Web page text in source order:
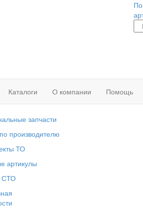
Каталоги О компании Помощь
запчасти
производителю
ТО
артикулы
СТО